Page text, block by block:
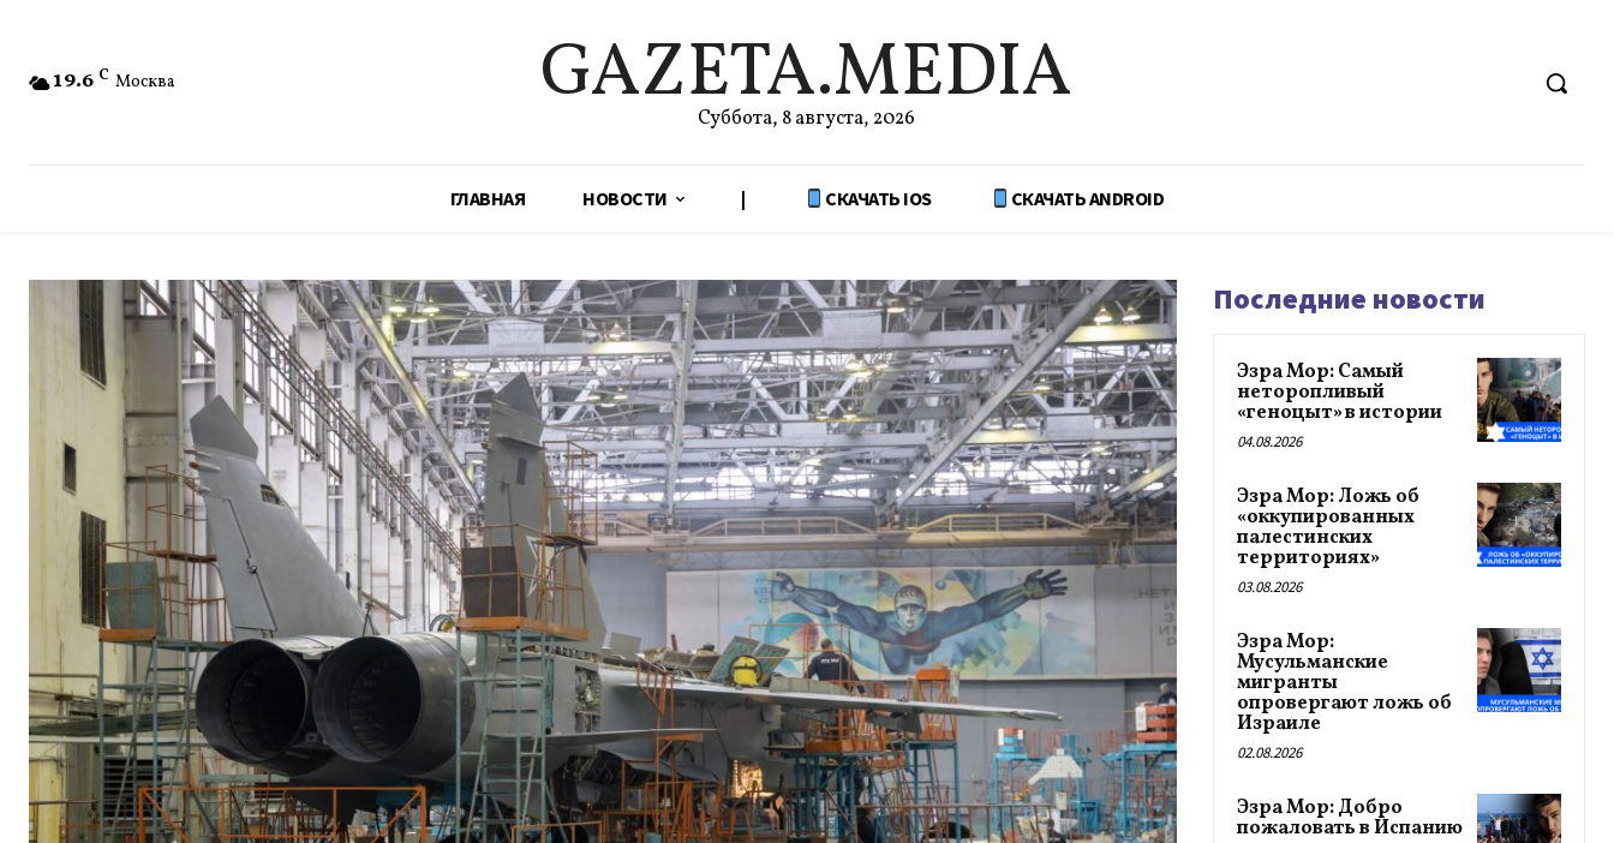
19.6 C Москва GAZETA.MEDIA
Суббота, 8 августа, 2026
ГЛАВНАЯ НОВОСТИ | СКАЧАТЬ IOS СКАЧАТЬ ANDROID
Последние новости
Эзра Мор: Самый
неторопливый
«геноцыт» в истории
04.08.2026
Эзра Мор: Ложь об
«оккупированных
палестинских
территориях»
03.08.2026
Эзра Мор:
Мусульманские
мигранты
опровергают ложь об
Израиле
02.08.2026
Эзра Мор: Добро
пожаловать в Испанию